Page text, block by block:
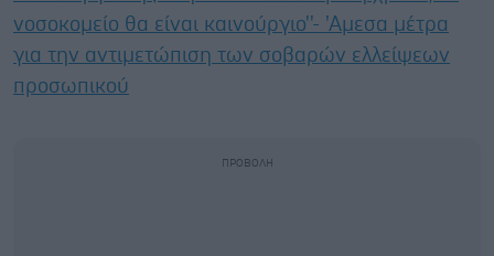
νοσοκομείο θα είναι καινούργιο''- 'Αμεσα μέτρα
για την αντιμετώπιση των σοβαρών ελλείψεων
προσωπικού